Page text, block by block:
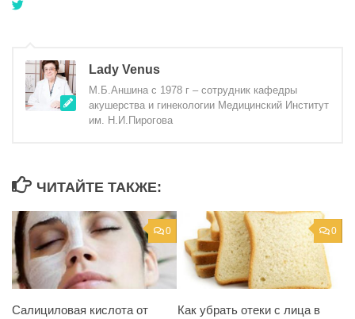
Lady Venus
М.Б.Аншина с 1978 г – сотрудник кафедры
акушерства и гинекологии Медицинский Институт
им. Н.И.Пирогова
ЧИТАЙТЕ ТАКЖЕ:
0
Салициловая кислота от
0
Как убрать отеки с лица в